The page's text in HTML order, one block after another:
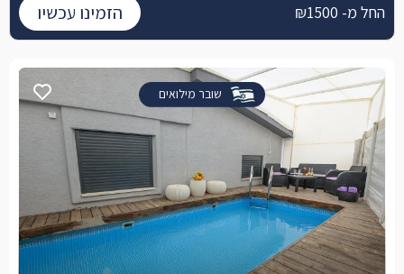
שובר מילואים
החל מ- ₪1500 הזמינו עכשיו